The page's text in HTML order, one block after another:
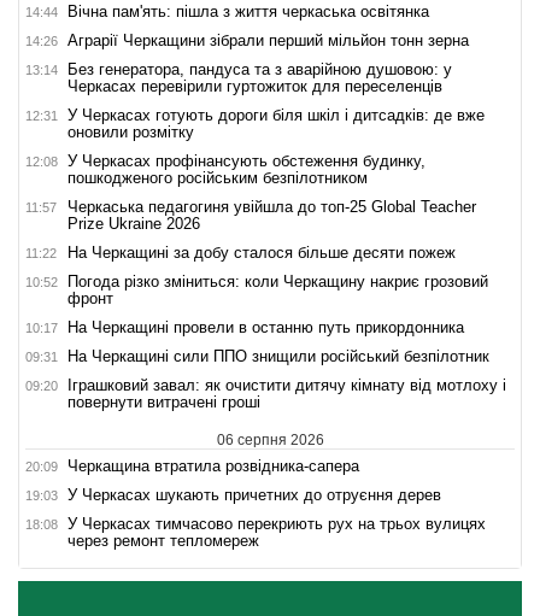
14:44 Вічна пам'ять: пішла з життя черкаська освітянка
14:26 Аграрії Черкащини зібрали перший мільйон тонн зерна
13:14
Без генератора, пандуса та з аварійною душовою: у
Черкасах перевірили гуртожиток для переселенців
12:31
У Черкасах готують дороги біля шкіл і дитсадків: де вже
оновили розмітку
12:08
У Черкасах профінансують обстеження будинку,
пошкодженого російським безпілотником
11:57
Черкаська педагогиня увійшла до топ-25 Global Teacher
Prize Ukraine 2026
11:22 На Черкащині за добу сталося більше десяти пожеж
10:52
Погода різко зміниться: коли Черкащину накриє грозовий
фронт
10:17 На Черкащині провели в останню путь прикордонника
09:31 На Черкащині сили ППО знищили російський безпілотник
09:20
Іграшковий завал: як очистити дитячу кімнату від мотлоху і
повернути витрачені гроші
06 серпня 2026
20:09 Черкащина втратила розвідника-сапера
19:03 У Черкасах шукають причетних до отруєння дерев
18:08
У Черкасах тимчасово перекриють рух на трьох вулицях
через ремонт тепломереж